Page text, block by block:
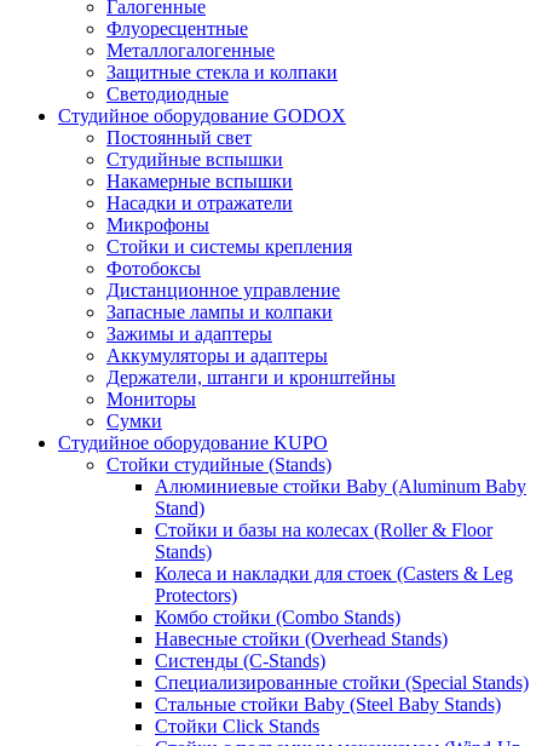
Галогенные
Флуоресцентные
Металлогалогенные
Защитные стекла и колпаки
Светодиодные
Студийное оборудование GODOX
Постоянный свет
Студийные вспышки
Накамерные вспышки
Насадки и отражатели
Микрофоны
Стойки и системы крепления
Фотобоксы
Дистанционное управление
Запасные лампы и колпаки
Зажимы и адаптеры
Аккумуляторы и адаптеры
Держатели, штанги и кронштейны
Мониторы
Сумки
Студийное оборудование KUPO
Стойки студийные (Stands)
Алюминиевые стойки Baby (Aluminum Baby
Stand)
Стойки и базы на колесах (Roller & Floor
Stands)
Колеса и накладки для стоек (Casters & Leg
Protectors)
Комбо стойки (Combo Stands)
Навесные стойки (Overhead Stands)
Систенды (C-Stands)
Специализированные стойки (Special Stands)
Стальные стойки Baby (Steel Baby Stands)
Стойки Click Stands